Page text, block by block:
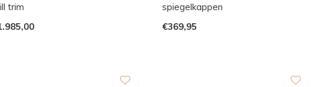
trim
spiegelkappen
€369,95